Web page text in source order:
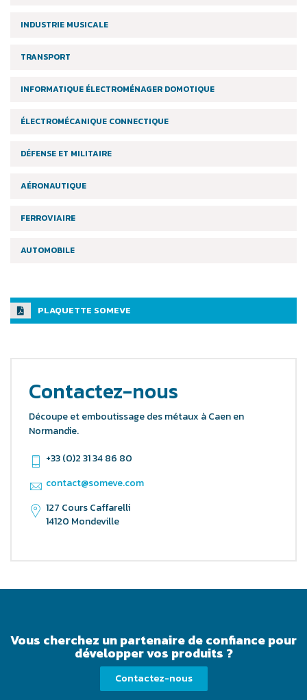
INDUSTRIE MUSICALE
TRANSPORT
INFORMATIQUE ÉLECTROMÉNAGER DOMOTIQUE
ÉLECTROMÉCANIQUE CONNECTIQUE
DÉFENSE ET MILITAIRE
AÉRONAUTIQUE
FERROVIAIRE
AUTOMOBILE
PLAQUETTE SOMEVE
Contactez-nous
Découpe et emboutissage des métaux à Caen en
Normandie.
+33 (0)2 31 34 86 80
contact@someve.com
127 Cours Caffarelli
14120 Mondeville
Vous cherchez un partenaire de confiance pour
développer vos produits ?
Contactez-nous